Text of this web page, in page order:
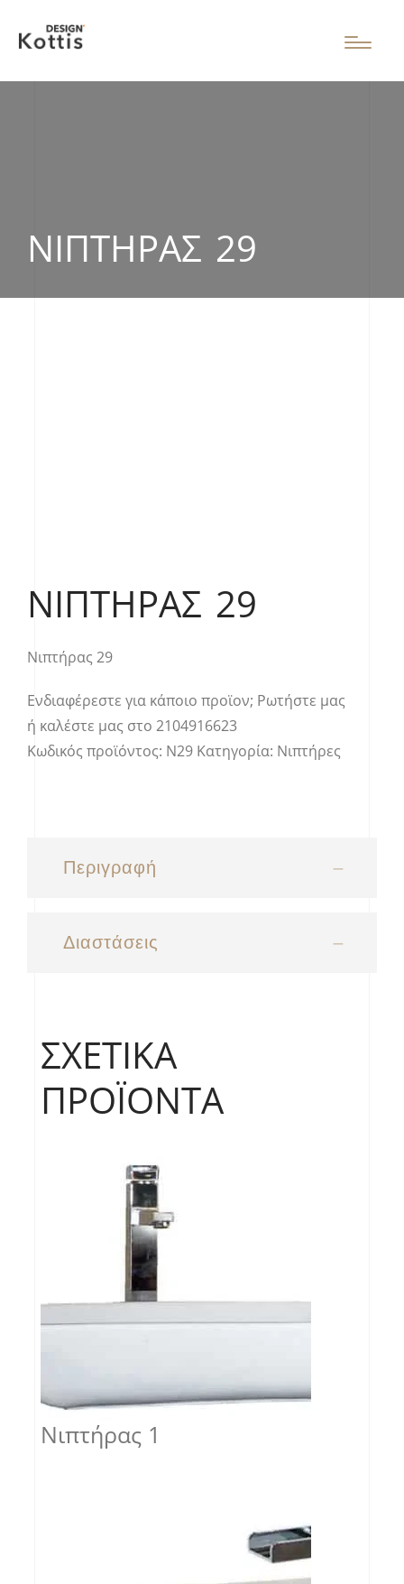
ΝΙΠΤΉΡΑΣ 29
ΝΙΠΤΉΡΑΣ 29
Νιπτήρας 29
Ενδιαφέρεστε για κάποιο προϊον; Ρωτήστε μας
ή καλέστε μας στο 2104916623
Κωδικός προϊόντος: Ν29 Κατηγορία: Νιπτήρες
Περιγραφή
Διαστάσεις
ΣΧΕΤΙΚΆ
ΠΡΟΪΌΝΤΑ
Νιπτήρας 1